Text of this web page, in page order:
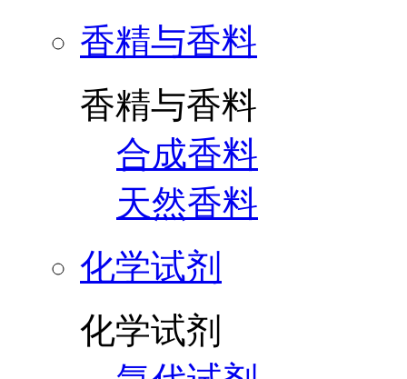
香精与香料
香精与香料
合成香料
天然香料
化学试剂
化学试剂